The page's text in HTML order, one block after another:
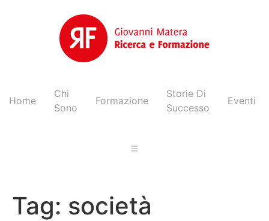
Home
Chi
Sono
Formazione
Storie Di
Successo
Eventi
Tag: società